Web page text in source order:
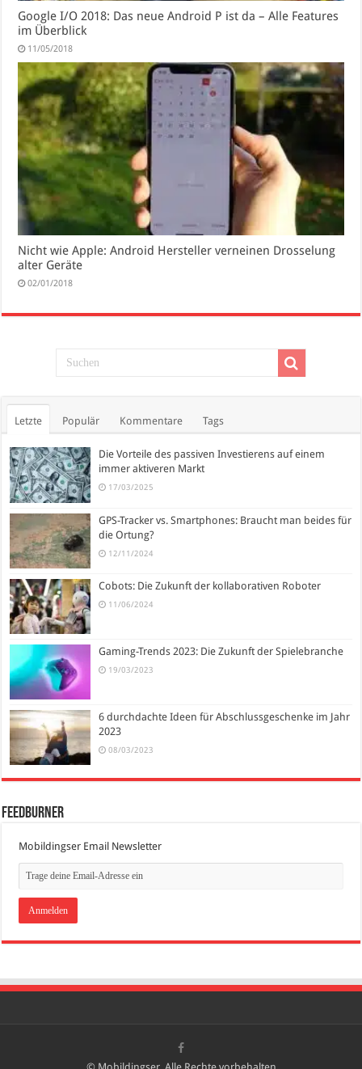
Google I/O 2018: Das neue Android P ist da – Alle Features
im Überblick
11/05/2018
Nicht wie Apple: Android Hersteller verneinen Drosselung
alter Geräte
02/01/2018
Letzte Populär Kommentare Tags
Die Vorteile des passiven Investierens auf einem
immer aktiveren Markt
17/03/2025
GPS-Tracker vs. Smartphones: Braucht man beides für
die Ortung?
12/11/2024
Cobots: Die Zukunft der kollaborativen Roboter
11/06/2024
Gaming-Trends 2023: Die Zukunft der Spielebranche
19/03/2023
6 durchdachte Ideen für Abschlussgeschenke im Jahr
2023
08/03/2023
FeedBurner
Mobildingser Email Newsletter